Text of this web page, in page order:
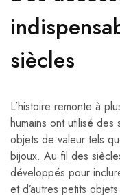
siècles
L’histoire remonte à
humains ont utilisé
objets de valeur tels
bijoux. Au fil des
développés pour
et d’autres petits